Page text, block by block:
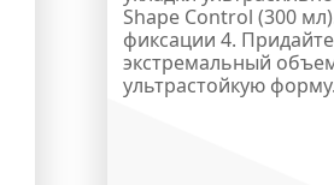
Shape Control (300
фиксации 4.
экстремальный
ультрастойкую